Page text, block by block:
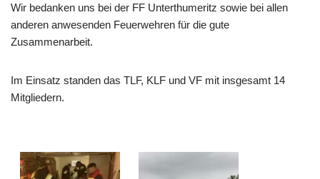
Wir bedanken uns bei der FF Unterthumeritz sowie bei allen
anderen anwesenden Feuerwehren für die gute
Zusammenarbeit.
Im Einsatz standen das TLF, KLF und VF mit insgesamt 14
Mitgliedern.